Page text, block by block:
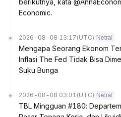
berikutnya, kata
Economic.
2026-08-08 13:17 (UTC) Netral
Mengapa Seorang Ekonom
Inflasi The Fed Tidak Bisa
Suku Bunga
2026-08-08 03:01 (UTC) Netral
TBL Mingguan #180: